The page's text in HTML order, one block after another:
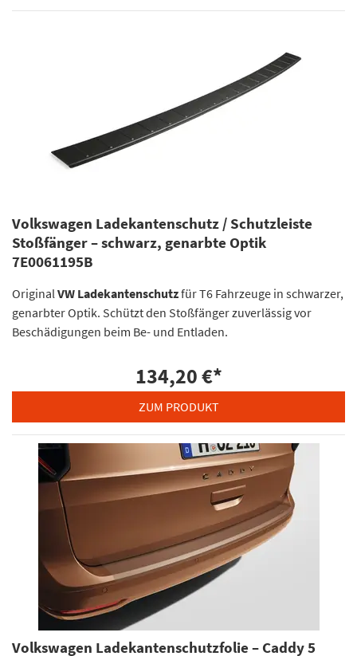
Volkswagen Ladekantenschutz / Schutzleiste
Stoßfänger – schwarz, genarbte Optik
7E0061195B
Original VW Ladekantenschutzfür T6 Fahrzeuge in schwarzer,
genarbter Optik. Schützt den Stoßfänger zuverlässig vor
Beschädigungen beim Be- und Entladen.
134,20 €*
ZUM PRODUKT
Volkswagen Ladekantenschutzfolie – Caddy 5